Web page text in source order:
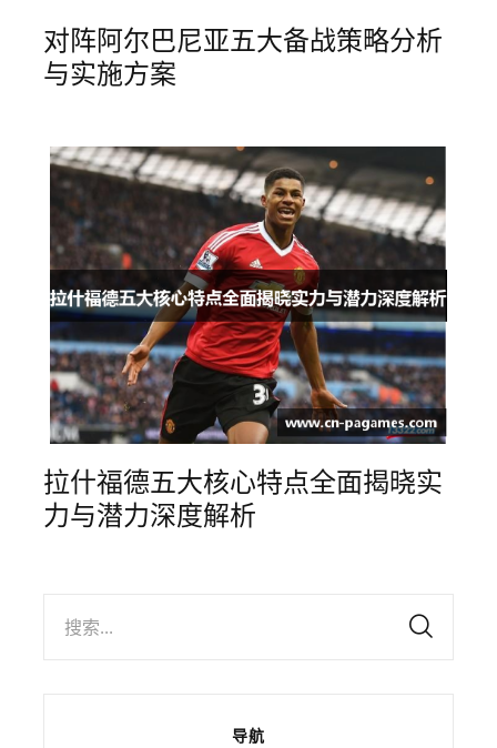
对阵阿尔巴尼亚五大备战策略分析
与实施方案
拉什福德五大核心特点全面揭晓实
力与潜力深度解析
搜索...
导航